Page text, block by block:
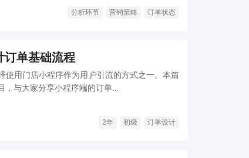
分析环节 营销策略 订单状态
订单基础流程
用门店小程序作为用户引流的方式之一。本篇
与大家分享小程序端的订单...
2年 初级 订单设计